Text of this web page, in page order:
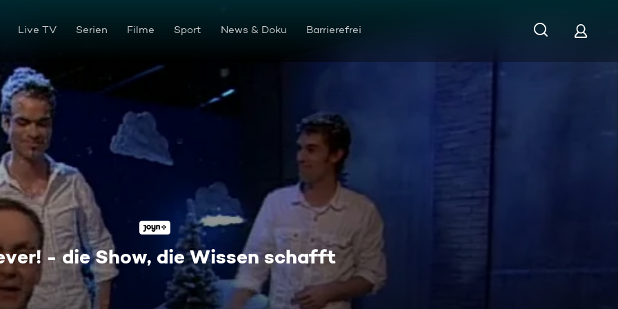
Live TV Serien Filme Sport News & Doku Barrierefrei
- die Show, die Wissen schafft